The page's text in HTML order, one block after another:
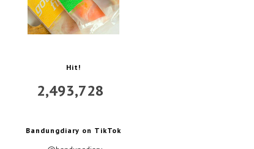
Hit!
2,493,728
Bandungdiary on TikTok